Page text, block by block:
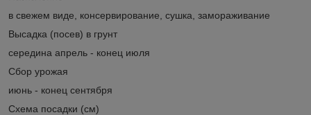
в свежем виде, консервирование, сушка, замораживание
Высадка (посев) в грунт
середина апрель - конец июля
Сбор урожая
июнь - конец сентября
Схема посадки (см)